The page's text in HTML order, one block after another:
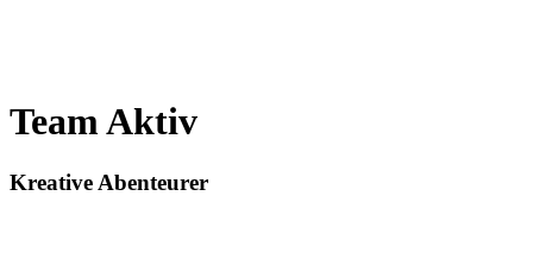
Team Aktiv
Kreative Abenteurer